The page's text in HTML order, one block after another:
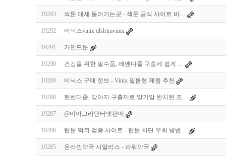
19293 섹툰 대체 들어가는곳 - 섹툰 공식 사이트 바…
19292 비닉스vinix qlslrtmvinix
19291 카인드툰
19290 건강을 위한 필수품, 메벤다졸 구충제 쉽게 …
19289 비닉스 구매 정보 - Vinix 필름형 제품 추천
19288 펜벤다졸, 강아지 구충제로 말기암 완치된 조…
19287 @비아그라인터넷판매
19286 탑툰 먹튀 검증 사이트 - 탑툰 차단 우회 방법…
19285 온라인약국 시알리스 - 파워약국